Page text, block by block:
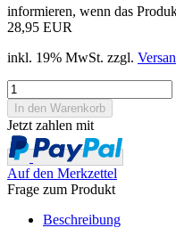
informieren, wenn das
28,95 EUR
inkl. 19% MwSt. zzgl.
Jetzt zahlen mit
Auf den Merkzettel
Frage zum Produkt
Beschreibung